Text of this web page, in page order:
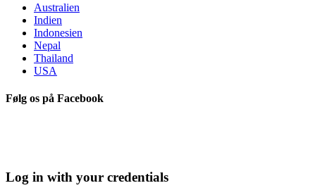
Australien
Indien
Indonesien
Nepal
Thailand
USA
Følg os på Facebook
Log in with your credentials